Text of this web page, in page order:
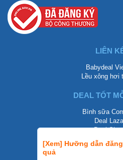
[Xem] Hưỡng dẫn
quả
LIÊN
Babydeal
Lều xông hơi
DEAL TỐT
Bình sữa
Deal
Deal
LIÊN